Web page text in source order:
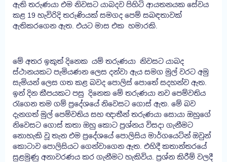
ඇති තරුණයා එම නිවසට යාබදව පිහිටි ආයතනයක සේවය
කළ 19 හැවිරිදි තරුණියක් සමගද පෙම් සබඳතාවක්
ඇතිකරගෙන ඇත. එයට මාස එක හමාරකි.
මේ අතර ඉකුත් දිනෙක යම් තරුණයා නිවසට යාබද
ස්ථානයකට පැමියණන ලෙස දන්වා ඇය සමග මුල් වරට අමු
සැමියන් ලෙස ගත කළ බවද පොලිස් පොතේ සදහන්ව ඇත.
ඉන් දින කීපයකට පසු දිනෙක මේ තරුණයා නව පෙම්වතිය
රැගෙන තම ගම් ප්‍රදේශයේ නිවෙසට ගොස් ඇත. මේ බව
දැනගත් මුල් පෙම්වතිය සහ ඥාතීන් තරුණයා සොයා ඔහුගේ
නිවෙසට ගොස් කතා ඔහු කොට ප්‍රශ්නය විසදා ගැනීමට
නොහැකි වූ තැන එම ප්‍රදේශයේ පොලිසිය මාර්ගයෙට්න් ඔවුන්
කොටාව පොලිසියට ගෙන්වාගෙන ඇත. එහිදී කතාන්තරයේ
සුළමුණු අනාවරණය කර ගැනීමට හැකිවිය. ප්‍රශ්න කිරීම් වලදී